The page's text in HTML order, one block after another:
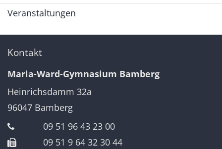
Veranstaltungen
Kontakt
Maria-Ward-Gymnasium Bamberg
Heinrichsdamm 32a
96047 Bamberg
09 51 96 43 23 00
09 51 9 64 32 30 44